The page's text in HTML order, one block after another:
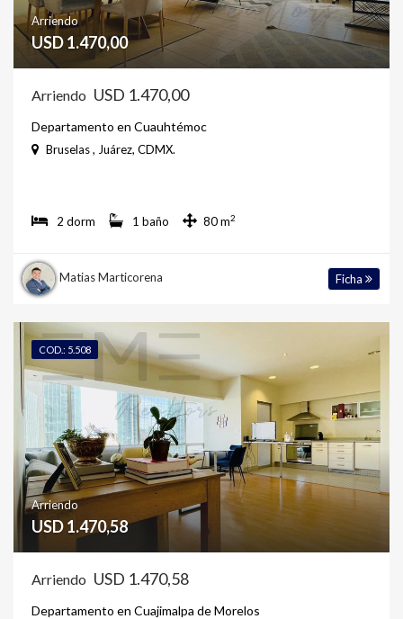
Arriendo
USD 1.470,00
Arriendo USD 1.470,00
Departamento en Cuauhtémoc
Bruselas , Juárez, CDMX.
2 dorm 1 baño 80 m2
Matias Marticorena Ficha
COD.: 5.508
Arriendo
USD 1.470,58
Arriendo USD 1.470,58
Departamento en Cuajimalpa de Morelos